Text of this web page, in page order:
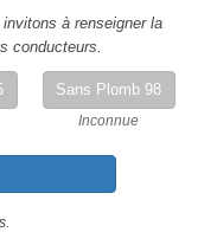
à renseigner la
conducteurs.
Sans Plomb 98
Inconnue